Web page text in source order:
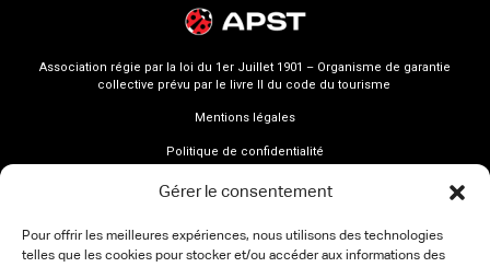
Gérer le consentement
Pour offrir les meilleures expériences, nous utilisons des technologies
telles que les cookies pour stocker et/ou accéder aux informations des
Association régie par la loi du 1er Juillet 1901 – Organisme de garantie
collective prévu par le livre II du code du tourisme
Mentions légales
Politique de confidentialité